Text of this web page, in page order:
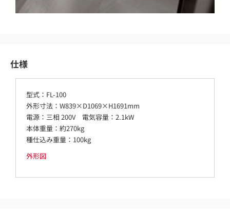
仕様
型式：FL-100
外形寸法：W839×D1069×H1691mm
電源：三相 200V 電気容量：2.1kW
本体重量：約270kg
種仕込み重量：100kg
外形図